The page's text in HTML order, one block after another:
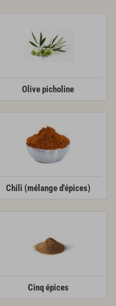
Olive picholine
Chili (mélange d'épices)
Cinq épices